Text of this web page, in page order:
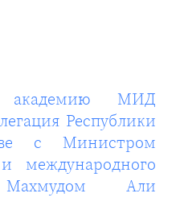
академию МИД
Республики
с Министром
международного
Махмудом Али